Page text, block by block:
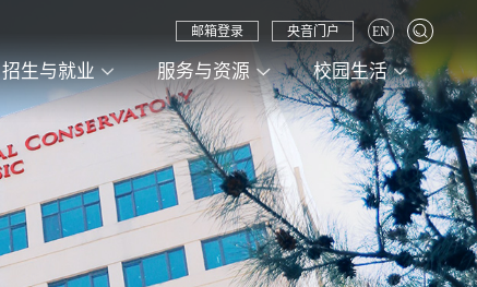
招生与就业 服务与资源 校园生活
邮箱登录 央音门户 EN